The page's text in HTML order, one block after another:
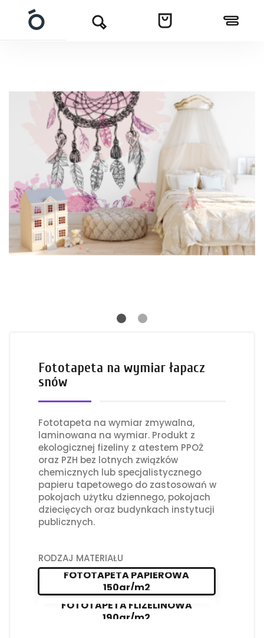
Fototapeta na wymiar łapacz
snów
Fototapeta na wymiar zmywalna,
laminowana na wymiar. Produkt z
ekologicznej fizeliny z atestem PPOŻ
oraz PZH bez lotnych związków
chemicznych lub specjalistycznego
papieru tapetowego do zastosowań w
pokojach użytku dziennego, pokojach
dziecięcych oraz budynkach instytucji
publicznych.
RODZAJ MATERIAŁU
FOTOTAPETA PAPIEROWA
150gr/m2
FOTOTAPETA FLIZELINOWA
190gr/m2